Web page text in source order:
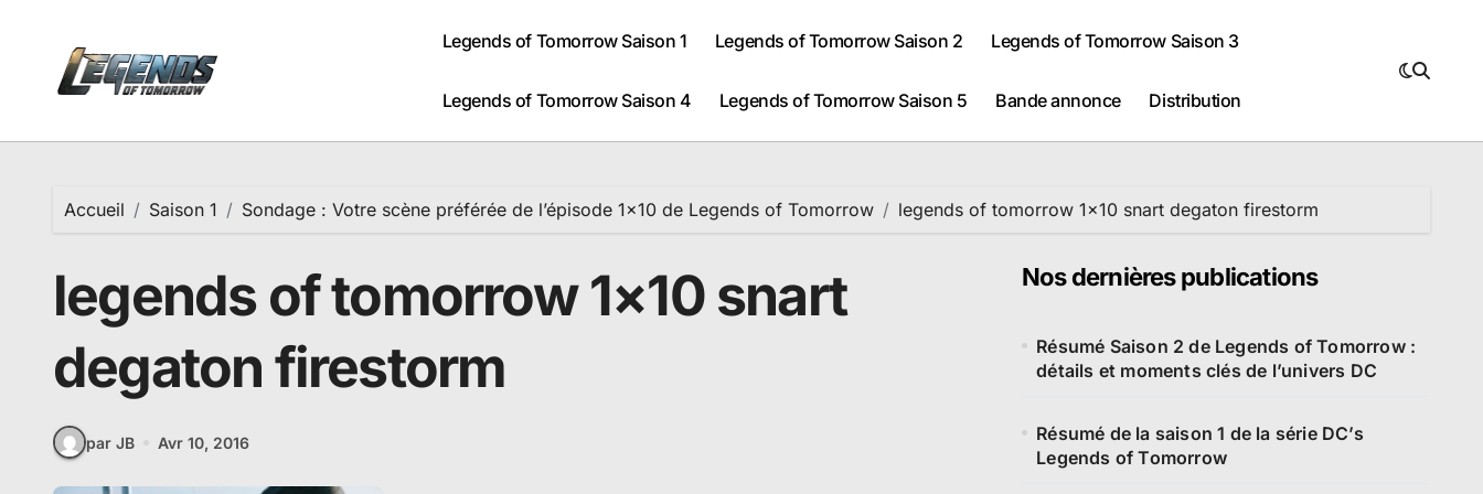
Legends of Tomorrow Saison 1 Legends of Tomorrow Saison 2 Legends of Tomorrow Saison 3
Legends of Tomorrow Saison 4 Legends of Tomorrow Saison 5 Bande annonce Distribution
Accueil Saison 1 Sondage : Votre scène préférée de l’épisode 1×10 de Legends of Tomorrow legends of tomorrow 1×10 snart degaton firestorm
legends of tomorrow 1×10 snart
degaton firestorm
par JB Avr 10, 2016
Nos dernières publications
Résumé Saison 2 de Legends of Tomorrow :
détails et moments clés de l’univers DC
Résumé de la saison 1 de la série DC’s
Legends of Tomorrow